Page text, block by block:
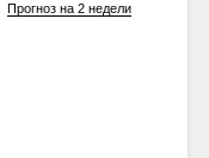
Прогноз на 2 недели